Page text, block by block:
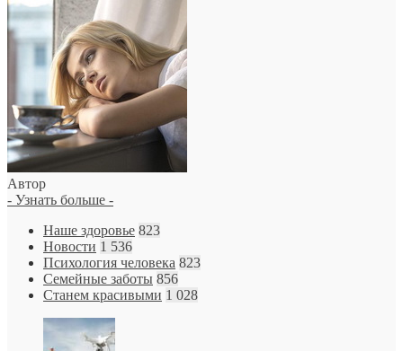
Автор
- Узнать больше -
Наше здоровье 823
Новости 1 536
Психология человека 823
Семейные заботы 856
Станем красивыми 1 028